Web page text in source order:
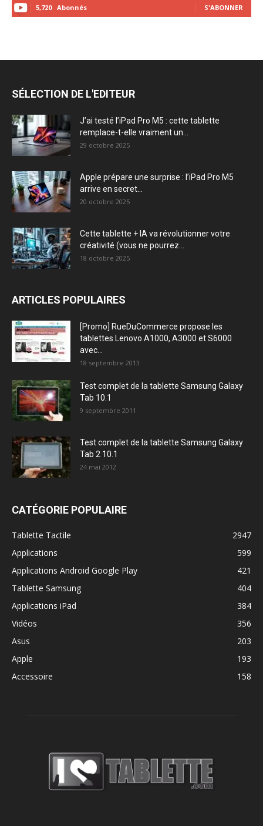
5,720 Abonnés S'ABONNER
SÉLECTION DE L'EDITEUR
J’ai testé l’iPad Pro M5 : cette tablette
remplace-t-elle vraiment un...
29 octobre 2025
Apple prépare une surprise : l’iPad Pro M5
arrive en secret...
20 octobre 2025
Cette tablette + IA va révolutionner votre
créativité (vous ne pourrez...
18 octobre 2025
ARTICLES POPULAIRES
[Promo] RueDuCommerce propose les
tablettes Lenovo A1000, A3000 et S6000
avec...
18 septembre 2013
Test complet de la tablette Samsung Galaxy
Tab 10.1
9 septembre 2011
Test complet de la tablette Samsung Galaxy
Tab 2 10.1
24 mai 2012
CATÉGORIE POPULAIRE
Tablette Tactile
2947
Applications
599
Applications Android Google Play
421
Tablette Samsung
404
Applications iPad
384
Vidéos
356
Asus
203
Apple
193
Accessoire
158